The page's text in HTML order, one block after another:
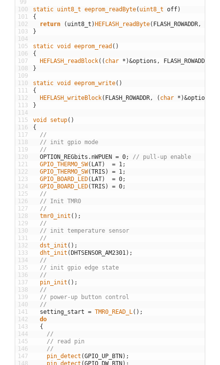
99
100
101
102
103
104
105
106
107
108
109
110
111
112
113
114
115
116
117
118
119
120
121
122
123
124
125
126
127
128
129
130
131
132
133
134
135
136
137
138
139
140
141
142
143
144
145
146
147
148
static uint8_t eeprom_readByte( uint8_t off)
{
return
( uint8_t )HEFLASH_readByte( FLASH_ROWADDR ,
}
static void eeprom_read ( )
{
HEFLASH_readBlock( ( char * )&options , FLASH_ROWADDR
}
static void eeprom_write( )
{
HEFLASH_writeBlock( FLASH_ROWADDR , ( char * )&options
}
void setup( )
{
//
// init gpio mode
//
OPTION_REGbits . nWPUEN = 0;
// pull-up enable
GPIO_THERMO_SW( LAT) = 1 ;
GPIO_THERMO_SW(TRIS) = 1 ;
GPIO_BOARD_LED( LAT) = 0;
GPIO_BOARD_LED(TRIS) = 0;
//
// Init TMR0
//
tmr0_init ( ) ;
//
// init temperature sensor
//
dst_init ( ) ;
dht_init (DHTSENSOR_AM2301 ) ;
//
// init gpio edge state
//
pin_init ( ) ;
//
// power-up button control
//
setting_start = TMR0_READ_L ( ) ;
do
{
//
// read pin
//
pin_detect (GPIO_UP_BTN) ;
pin_detect (GPIO_DW_BTN) ;